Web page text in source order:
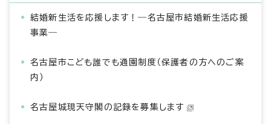
結婚新生活を応援します！―名古屋市結婚新生活応援
事業―
名古屋市こども誰でも通園制度（保護者の方へのご案
内）
名古屋城現天守閣の記録を募集します